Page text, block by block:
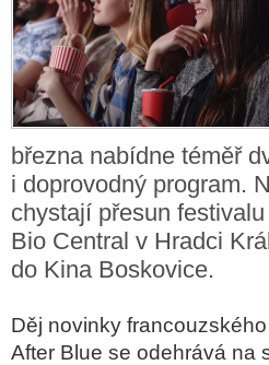
března nabídne téměř
i doprovodný program.
chystají přesun
Bio Central v Hradci
do Kina Boskovice.
Děj novinky
After Blue se odehrává na